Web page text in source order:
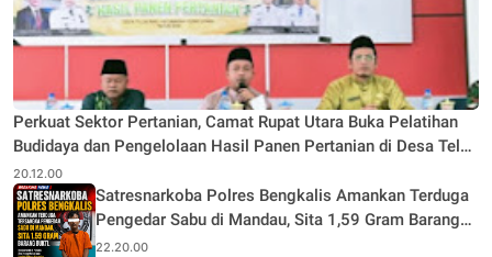
Perkuat Sektor Pertanian, Camat Rupat Utara Buka Pelatihan
Budidaya dan Pengelolaan Hasil Panen Pertanian di Desa Teluk
Rhu
20.12.00
Satresnarkoba Polres Bengkalis Amankan Terduga
Pengedar Sabu di Mandau, Sita 1,59 Gram Barang
Bukti
22.20.00